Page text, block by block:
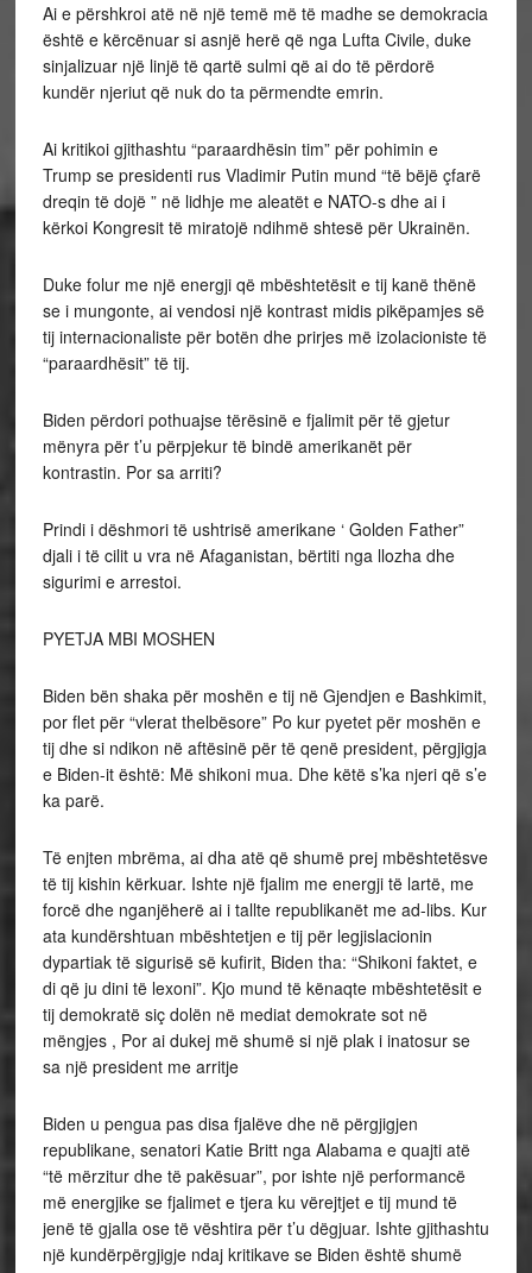
Ai e përshkroi atë në një temë më të madhe se demokracia
është e kërcënuar si asnjë herë që nga Lufta Civile, duke
sinjalizuar një linjë të qartë sulmi që ai do të përdorë
kundër njeriut që nuk do ta përmendte emrin.
Ai kritikoi gjithashtu “paraardhësin tim” për pohimin e
Trump se presidenti rus Vladimir Putin mund “të bëjë çfarë
dreqin të dojë ” në lidhje me aleatët e NATO-s dhe ai i
kërkoi Kongresit të miratojë ndihmë shtesë për Ukrainën.
Duke folur me një energji që mbështetësit e tij kanë thënë
se i mungonte, ai vendosi një kontrast midis pikëpamjes së
tij internacionaliste për botën dhe prirjes më izolacioniste të
“paraardhësit” të tij.
Biden përdori pothuajse tërësinë e fjalimit për të gjetur
mënyra për t’u përpjekur të bindë amerikanët për
kontrastin. Por sa arriti?
Prindi i dëshmori të ushtrisë amerikane ‘ Golden Father”
djali i të cilit u vra në Afaganistan, bërtiti nga llozha dhe
sigurimi e arrestoi.
PYETJA MBI MOSHEN
Biden bën shaka për moshën e tij në Gjendjen e Bashkimit,
por flet për “vlerat thelbësore” Po kur pyetet për moshën e
tij dhe si ndikon në aftësinë për të qenë president, përgjigja
e Biden-it është: Më shikoni mua. Dhe këtë s’ka njeri që s’e
ka parë.
Të enjten mbrëma, ai dha atë që shumë prej mbështetësve
të tij kishin kërkuar. Ishte një fjalim me energji të lartë, me
forcë dhe nganjëherë ai i tallte republikanët me ad-libs. Kur
ata kundërshtuan mbështetjen e tij për legjislacionin
dypartiak të sigurisë së kufirit, Biden tha: “Shikoni faktet, e
di që ju dini të lexoni”. Kjo mund të kënaqte mbështetësit e
tij demokratë siç dolën në mediat demokrate sot në
mëngjes , Por ai dukej më shumë si një plak i inatosur se
sa një president me arritje
Biden u pengua pas disa fjalëve dhe në përgjigjen
republikane, senatori Katie Britt nga Alabama e quajti atë
“të mërzitur dhe të pakësuar”, por ishte një performancë
më energjike se fjalimet e tjera ku vërejtjet e tij mund të
jenë të gjalla ose të vështira për t’u dëgjuar. Ishte gjithashtu
një kundërpërgjigje ndaj kritikave se Biden është shumë